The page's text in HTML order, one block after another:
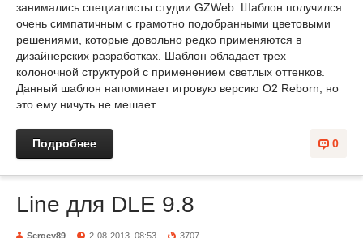
занимались специалисты студии GZWeb. Шаблон получился
очень симпатичным с грамотно подобранными цветовыми
решениями, которые довольно редко применяются в
дизайнерских разработках. Шаблон обладает трех
колоночной структурой с применением светлых оттенков.
Данный шаблон напоминает игровую версию O2 Reborn, но
это ему ничуть не мешает.
0
Подробнее
Line для DLE 9.8
Sergey89 2-08-2013, 08:53 3707